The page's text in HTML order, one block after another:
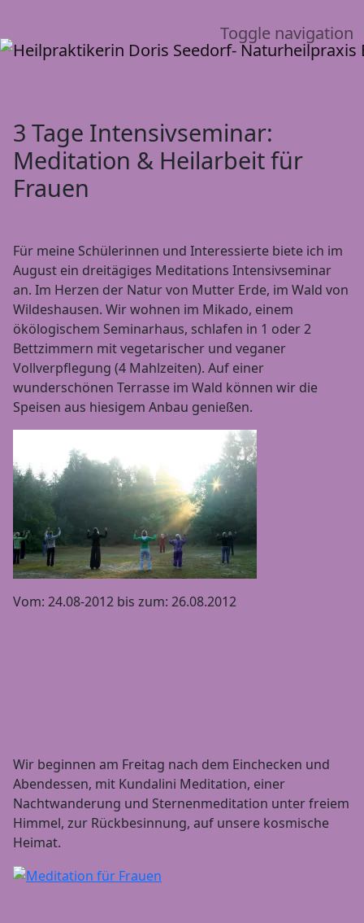
Toggle navigation
3 Tage Intensivseminar:
Meditation & Heilarbeit für
Frauen
Für meine Schülerinnen und Interessierte biete ich im
August ein dreitägiges Meditations Intensivseminar
an. Im Herzen der Natur von Mutter Erde, im Wald von
Wildeshausen. Wir wohnen im Mikado, einem
ökölogischem Seminarhaus, schlafen in 1 oder 2
Bettzimmern mit vegetarischer und veganer
Vollverpflegung (4 Mahlzeiten). Auf einer
wunderschönen Terrasse im Wald können wir die
Speisen aus hiesigem Anbau genießen.
Vom: 24.08-2012 bis zum: 26.08.2012
Wir beginnen am Freitag nach dem Einchecken und
Abendessen, mit Kundalini Meditation, einer
Nachtwanderung und Sternenmeditation unter freiem
Himmel, zur Rückbesinnung, auf unsere kosmische
Heimat.